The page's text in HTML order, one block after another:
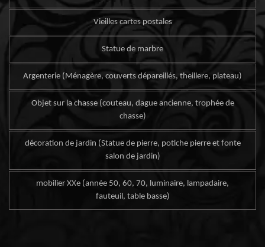
Vieilles cartes postales
Statue de marbre
Argenterie (Ménagère, couverts dépareillés, theillere, plateau)
Objet sur la chasse (couteau, dague ancienne, trophée de
chasse)
décoration de jardin (Statue de pierre, potiche pierre et fonte
salon de jardin)
mobilier XXe (année 50, 60, 70, luminaire, lampadaire,
fauteuil, table basse)